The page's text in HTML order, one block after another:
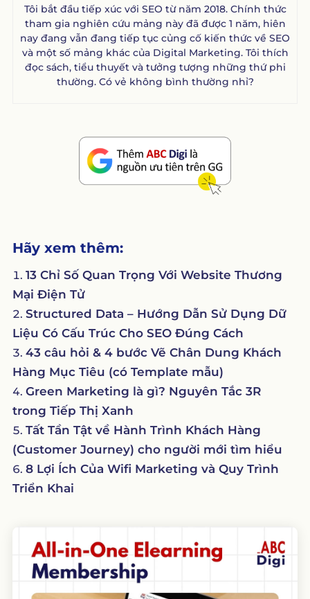
Tôi bắt đầu tiếp xúc với SEO từ năm 2018. Chính thức
tham gia nghiên cứu mảng này đã được 1 năm, hiên
nay đang vẫn đang tiếp tục củng cố kiến thức về SEO
và một số mảng khác của Digital Marketing. Tôi thích
đọc sách, tiểu thuyết và tưởng tượng những thứ phi
thường. Có vẻ không bình thường nhỉ?
Hãy xem thêm:
13 Chỉ Số Quan Trọng Với Website Thương
Mại Điện Tử
Structured Data – Hướng Dẫn Sử Dụng Dữ
Liệu Có Cấu Trúc Cho SEO Đúng Cách
43 câu hỏi & 4 bước Vẽ Chân Dung Khách
Hàng Mục Tiêu (có Template mẫu)
Green Marketing là gì? Nguyên Tắc 3R
trong Tiếp Thị Xanh
Tất Tần Tật về Hành Trình Khách Hàng
(Customer Journey) cho người mới tìm hiểu
8 Lợi Ích Của Wifi Marketing và Quy Trình
Triển Khai